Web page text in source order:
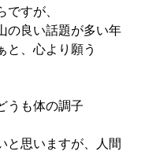
ですが、
の良い話題が多い年
と、心より願う
うも体の調子
と思いますが、人間